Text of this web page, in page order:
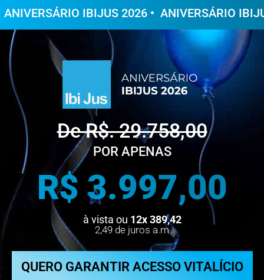
•ANIVERSÁRIO IBIJUS 2026 •ANIVERSÁRIO
De R$. 29.758,00
POR APENAS
R$ 3.997,00
à vista ou 12x 389,42
2,49 de juros a.m
QUERO GARANTIR ACESSO VITALÍCIO